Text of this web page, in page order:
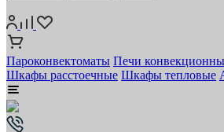
Пароконвектоматы Печи
Шкафы расстоечные Шкафы тепловые